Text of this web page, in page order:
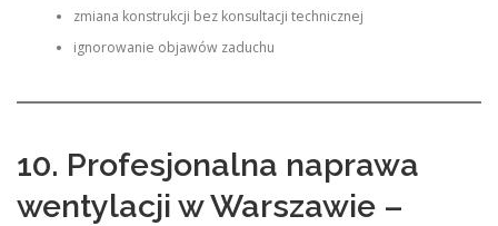
zmiana konstrukcji bez konsultacji technicznej
ignorowanie objawów zaduchu
10. Profesjonalna naprawa
wentylacji w Warszawie –